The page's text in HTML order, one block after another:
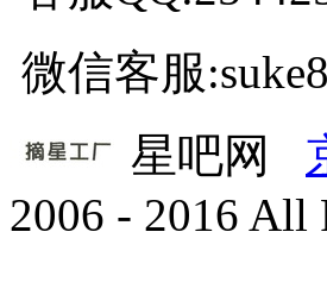
微信客服
星吧网
2006 - 2016 All